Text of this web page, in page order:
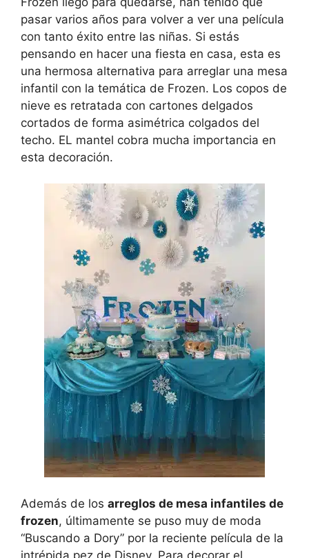
pasar varios años para volver a ver una película
con tanto éxito entre las niñas. Si estás
pensando en hacer una fiesta en casa, esta es
una hermosa alternativa para arreglar una mesa
infantil con la temática de Frozen. Los copos de
nieve es retratada con cartones delgados
cortados de forma asimétrica colgados del
techo. EL mantel cobra mucha importancia en
esta decoración.
Además de los arreglos de mesa infantiles de
frozen, últimamente se puso muy de moda
“Buscando a Dory” por la reciente película de la
intrépida pez de Disney. Para decorar el